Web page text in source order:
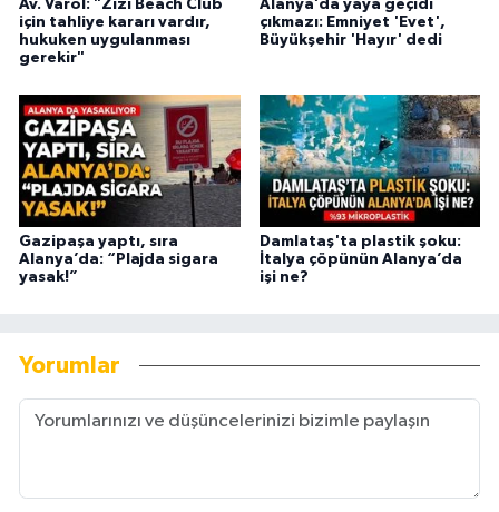
Av. Varol: "Zizi Beach Club
için tahliye kararı vardır,
hukuken uygulanması
gerekir"
Alanya’da yaya geçidi
çıkmazı: Emniyet 'Evet',
Büyükşehir 'Hayır' dedi
Gazipaşa yaptı, sıra
Alanya’da: “Plajda sigara
yasak!”
Damlataş'ta plastik şoku:
İtalya çöpünün Alanya’da
işi ne?
Yorumlar